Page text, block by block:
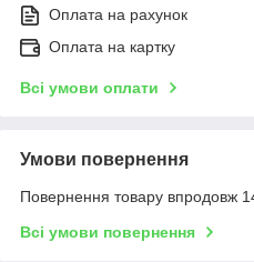
Оплата на рахунок
Оплата на картку
Всі умови оплати
Умови повернення
Повернення товару впродовж
Всі умови повернення